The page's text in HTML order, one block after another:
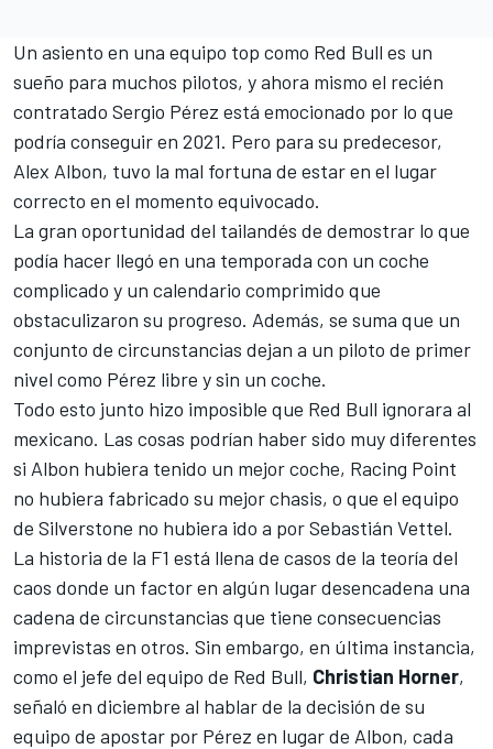
Un asiento en una equipo top como Red Bull es un
sueño para muchos pilotos, y ahora mismo el recién
contratado Sergio Pérez está emocionado por lo que
podría conseguir en 2021. Pero para su predecesor,
Alex Albon, tuvo la mal fortuna de estar en el lugar
correcto en el momento equivocado.
La gran oportunidad del tailandés de demostrar lo que
podía hacer llegó en una temporada con un coche
complicado y un calendario comprimido que
obstaculizaron su progreso. Además, se suma que un
conjunto de circunstancias dejan a un piloto de primer
nivel como Pérez libre y sin un coche.
Todo esto junto hizo imposible que Red Bull ignorara al
mexicano. Las cosas podrían haber sido muy diferentes
si Albon hubiera tenido un mejor coche, Racing Point
no hubiera fabricado su mejor chasis, o que el equipo
de Silverstone no hubiera ido a porSebastián Vettel.
La historia de la F1 está llena de casos de la teoría del
caos donde un factor en algún lugar desencadena una
cadena de circunstancias que tiene consecuencias
imprevistas en otros. Sin embargo, en última instancia,
como el jefe del equipo de Red Bull, Christian Horner,
señaló en diciembre al hablar de la decisión de su
equipo de apostar por Pérez en lugar de Albon, cada